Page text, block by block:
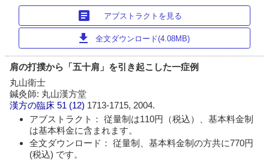
article アブストラクトを見る
download 全文ダウンロード(4.08MB)
肩の打撲から「五十肩」を引き起こした一症例
丸山衛士
鍼灸師: 丸山漢方堂
漢方の臨床 51 (12) 1713-1715, 2004.
アブストラクト： 従量制は110円（税込）、基本料金制
は基本料金に含まれます。
全文ダウンロード： 従量制、基本料金制の方共に770円
(税込) です。